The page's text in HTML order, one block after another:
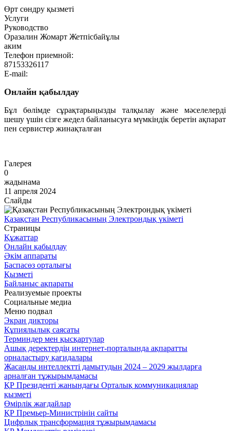
Өрт сөндру қызметі
Услуги
Руководство
Оразалин Жомарт Жетпісбайұлы
аким
Телефон приемной:
87153326117
E-mail:
Онлайн қабылдау
Бұл бөлімде сұрақтарыңызды талқылау және мәселелерді
шешу үшін сізге жедел байланысуға мүмкіндік беретін ақпарат
пен сервистер жинақталған
Галерея
0
жадынама
11 апреля 2024
Слайды
Қазақстан Республикасының Электрондық үкіметі
Страницы
Құжаттар
Онлайн қабылдау
Әкім аппараты
Баспасөз орталығы
Қызметі
Байланыс ақпараты
Реализуемые проекты
Социальные медиа
Меню подвал
Экран дикторы
Құпиялылық саясаты
Терминдер мен қысқартулар
Ашық деректердің интернет-порталында ақпаратты
орналастыру қағидалары
Жасанды интеллектті дамытудың 2024 – 2029 жылдарға
арналған тұжырымдамасы
ҚР Президенті жанындағы Орталық коммуникациялар
қызметі
Өмірлік жағдайлар
ҚР Премьер-Министрінің сайты
Цифрлық трансформация тұжырымдамасы